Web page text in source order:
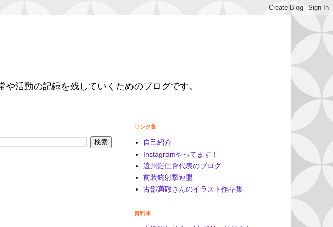
活動の記録を残していくためのブログです。
リンク集
自己紹介
Instagramやってます！
遠州鎧仁會代表のブログ
前装銃射撃連盟
古部満敬さんのイラスト作品集
資料庫